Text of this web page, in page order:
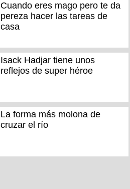
Cuando eres mago pero te da
pereza hacer las tareas de
casa
Isack Hadjar tiene unos
reflejos de super héroe
La forma más molona de
cruzar el río